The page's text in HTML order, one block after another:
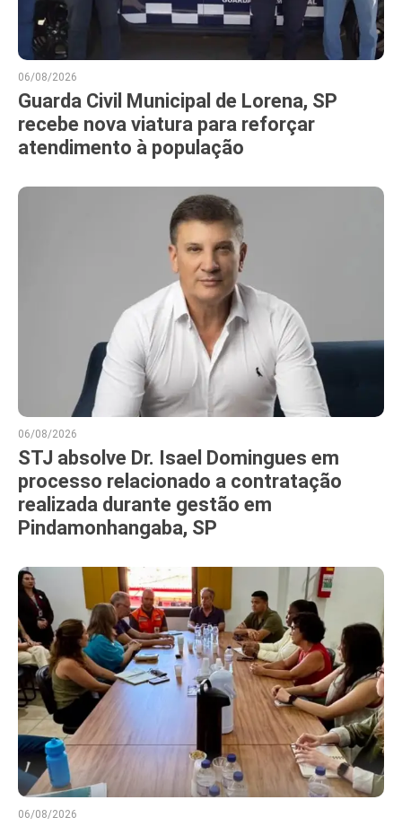
06/08/2026
Guarda Civil Municipal de Lorena, SP
recebe nova viatura para reforçar
atendimento à população
06/08/2026
STJ absolve Dr. Isael Domingues em
processo relacionado a contratação
realizada durante gestão em
Pindamonhangaba, SP
06/08/2026